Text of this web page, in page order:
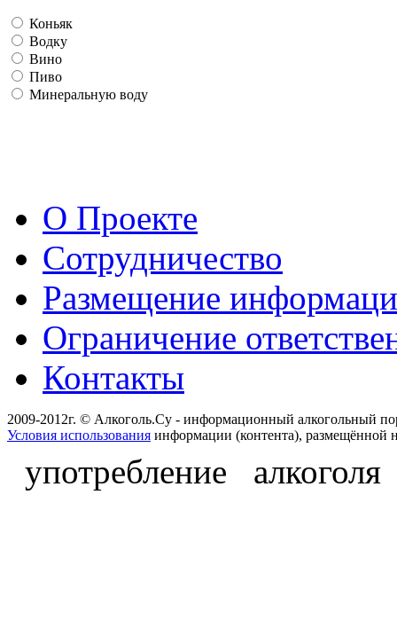
Коньяк
Водку
Вино
Пиво
Минеральную воду
О Проекте
Сотрудничество
Размещение
Ограничение
Контакты
2009-2012г. © Алкоголь.Су - информационный алкогольный
Условия использования информации (контента), размещённой
употребление